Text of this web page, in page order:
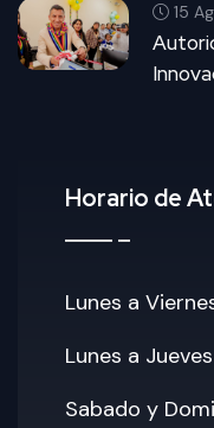
Horario de
Lunes a
Lunes a Jueves
Sabado y
15